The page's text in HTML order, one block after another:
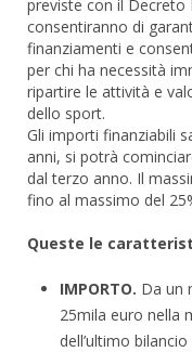
previste con il Decreto
consentiranno di
finanziamenti e
per chi ha necessità
ripartire le attività e
dello sport.
Gli importi finanziabili
anni, si potrà
dal terzo anno. Il
fino al massimo del
Queste le
IMPORTO. Da un
25mila euro nella
dell’ultimo